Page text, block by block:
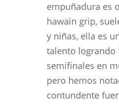
empuñadura es
hawain grip,
y niñas, ella es
talento logrando
semifinales en
pero hemos
contundente